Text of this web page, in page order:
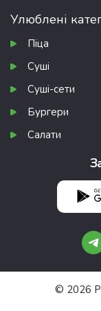
Улюблені
Піца
Суші
Суші-сети
Бургери
Салати
© 2026